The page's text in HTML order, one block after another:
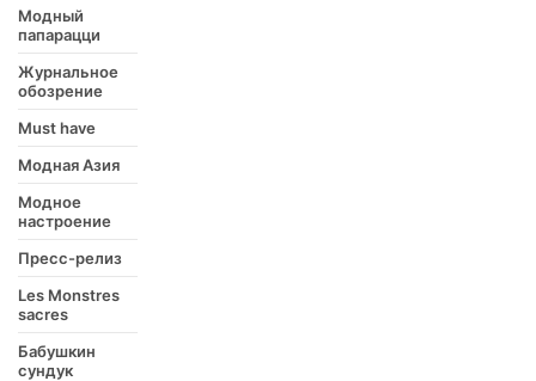
Модный
папарацци
Журнальное
обозрение
Must have
Модная Азия
Модное
настроение
Пресс-релиз
Les Monstres
sacres
Бабушкин
сундук